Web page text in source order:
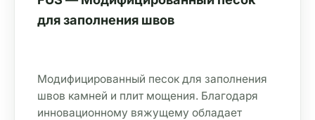
для заполнения швов
Модифицированный песок для заполнения
швов камней и плит мощения. Благодаря
инновационному вяжущему обладает